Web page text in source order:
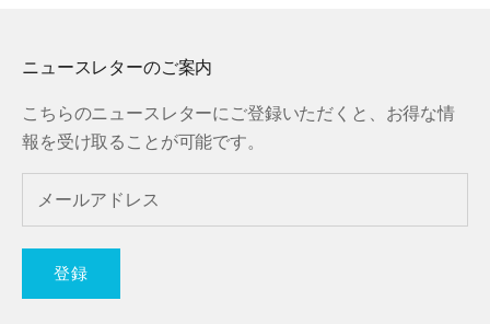
ニュースレターのご案内
こちらのニュースレターにご登録いただくと、お得な情
報を受け取ることが可能です。
登録